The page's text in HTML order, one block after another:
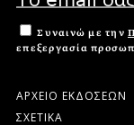
Συναινώ με την
επεξεργασία
ΑΡΧΕΙΟ ΕΚΔΟΣΕΩΝ
ΣΧΕΤΙΚΑ